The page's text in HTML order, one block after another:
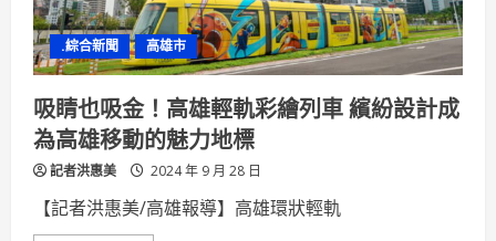
.綜合新聞 高雄市
吸睛也吸金！高雄輕軌彩繪列車 繽紛設計成
為高雄移動的魅力地標
記者洪惠美 2024 年 9 月 28 日
【記者洪惠美/高雄報導】高雄環狀輕軌